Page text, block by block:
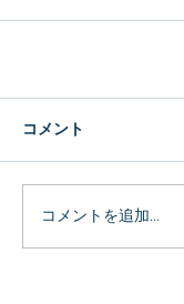
コメント
コメントを追加…